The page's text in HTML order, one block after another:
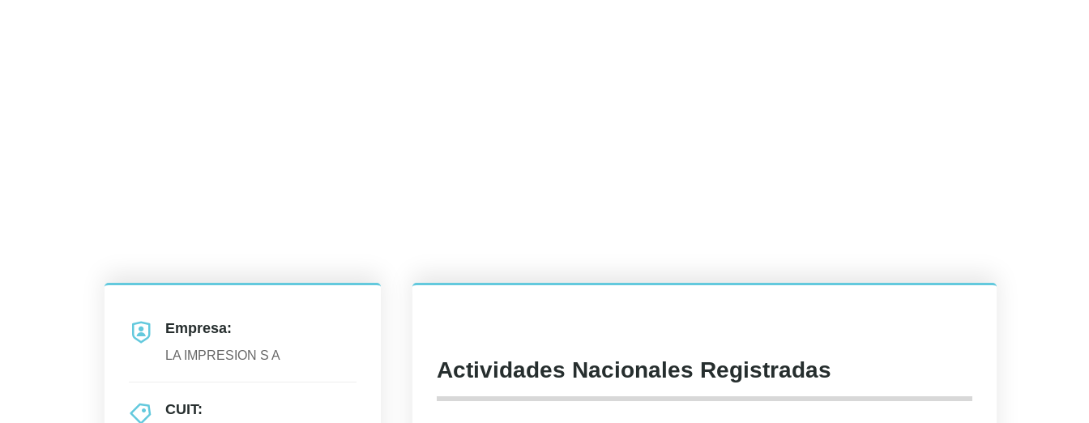
Empresa:
LA IMPRESION S A
CUIT:
Actividades Nacionales Registradas